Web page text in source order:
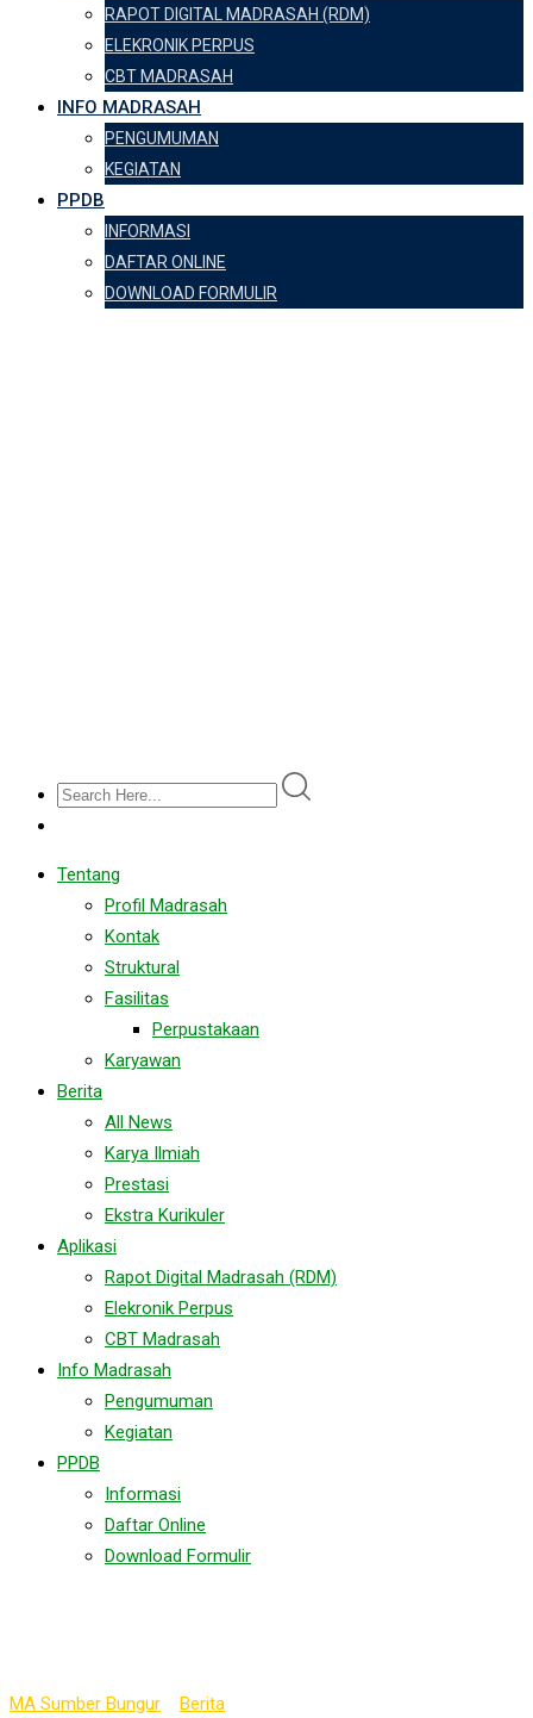
RAPOT DIGITAL MADRASAH (RDM)
ELEKRONIK PERPUS
CBT MADRASAH
INFO MADRASAH
PENGUMUMAN
KEGIATAN
PPDB
INFORMASI
DAFTAR ONLINE
DOWNLOAD FORMULIR
Tentang
Profil Madrasah
Kontak
Struktural
Fasilitas
Perpustakaan
Karyawan
Berita
All News
Karya Ilmiah
Prestasi
Ekstra Kurikuler
Aplikasi
Rapot Digital Madrasah (RDM)
Elekronik Perpus
CBT Madrasah
Info Madrasah
Pengumuman
Kegiatan
PPDB
Informasi
Daftar Online
Download Formulir
MA Sumber Bungur Berita